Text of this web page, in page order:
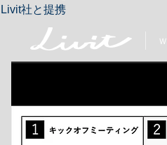
Livit社と提携